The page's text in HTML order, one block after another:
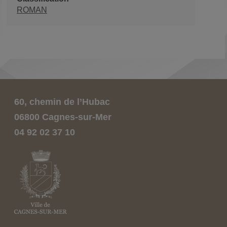
ROMAN
60, chemin de l’Hubac
06800 Cagnes-sur-Mer
04 92 02 37 10